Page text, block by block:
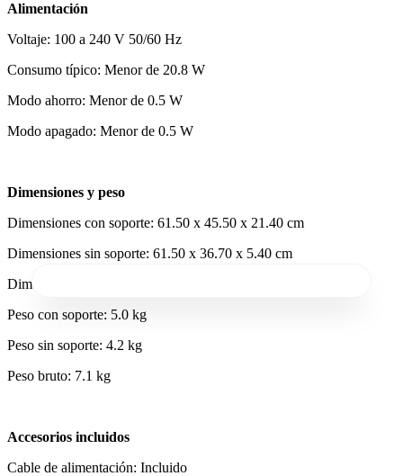
Alimentación
Voltaje: 100 a 240 V 50/60 Hz
Consumo típico: Menor de 20.8 W
Modo ahorro: Menor de 0.5 W
Modo apagado: Menor de 0.5 W
Dimensiones y peso
Dimensiones con soporte: 61.50 x 45.50 x 21.40 cm
Dimensiones sin soporte: 61.50 x 36.70 x 5.40 cm
Dimensiones con embalaje: 68.90 x 47.50 x 16.00 cm
Peso con soporte: 5.0 kg
Peso sin soporte: 4.2 kg
Peso bruto: 7.1 kg
Accesorios incluidos
Cable de alimentación: Incluido